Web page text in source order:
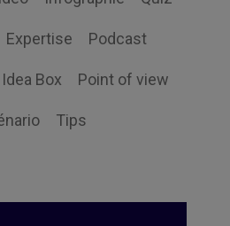
Expertise Podcast
Idea Box Point of view
Tips